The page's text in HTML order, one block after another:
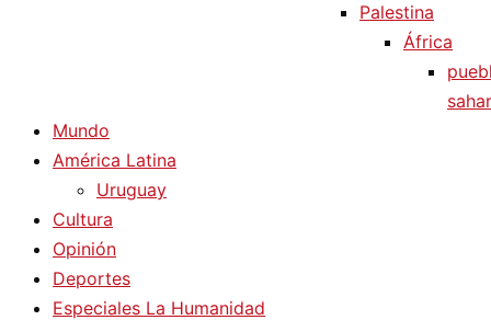
Palestina
África
Mundo
América Latina
Uruguay
Cultura
Opinión
Deportes
Especiales La Humanidad